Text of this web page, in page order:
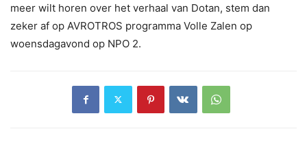
meer wilt horen over het verhaal van Dotan, stem dan
zeker af op AVROTROS programma Volle Zalen op
woensdagavond op NPO 2.